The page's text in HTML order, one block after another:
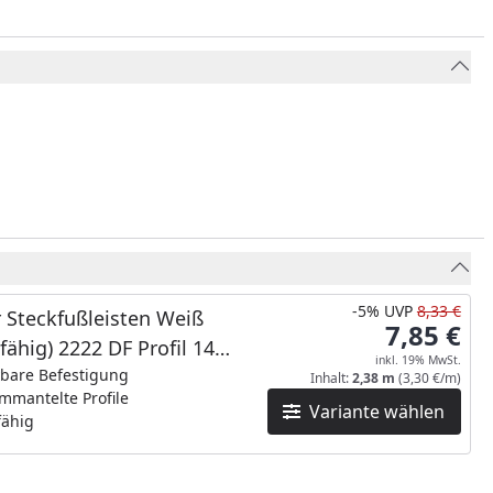
Steckfußleisten Weiß
2222 DF Profil 14
16MK_NEUE Länge
Befestigung
Profile
Variante wählen
-5% UVP 8,33 €
7,85 €
inkl. 19% MwSt.
Inhalt:2,38 m (3,30 €/m)